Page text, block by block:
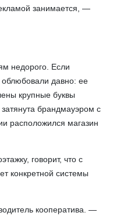
занимается, —
недорого. Если
облюбовали давно: ее
крупные буквы
брандмауэром с
расположился магазин
говорит, что с
конкретной системы
кооператива. —